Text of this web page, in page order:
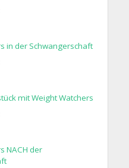
in der Schwangerschaft
mit Weight Watchers
NACH der